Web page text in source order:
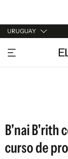
URUGUAY
URUGUAY
ARGENTINA
B'nai B'rith
curso de